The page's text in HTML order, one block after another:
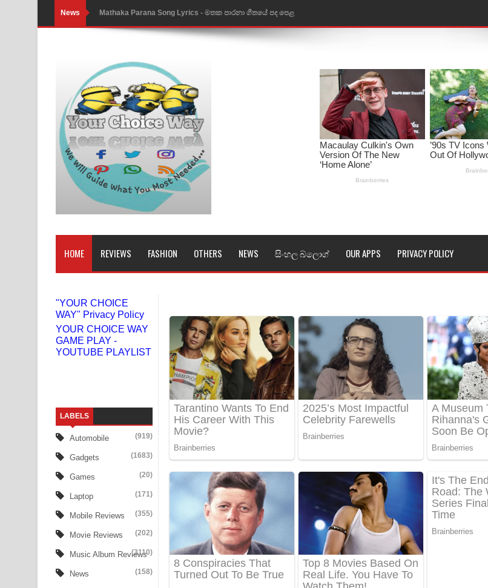
News Nimnadhen Song Lyrics - නිම්නාදෙන් ගීතයේ පද පෙළ
Obamai Mage Adare Song Lyrics - ඔබමයි මගේ ආදරේ ගීතයේ පද පෙළ
Pansal Gihin Song Lyrics - පන්සල් ගිහිං ගීතයේ පද පෙළ
Ankeliya Song Lyrics - අංකෙළිය ගීතයේ පද පෙළ
DEAR GOD Song Lyrics - ඩියර් ගෝඩ් ගීතයේ පද පෙළ
MANAMALA KATHA Song Lyrics - මනමාල කතා ගීතයේ පද පෙළ
Dai Dai Lyrics - Shakira, Burna Boy | 2026 football world cup song lyrics
Lassana Amma Song Lyrics - ලස්සන අම්මා ගීතයේ පද පෙළ
Gemak Deela Song Lyrics - ගේමක් දීලා ගීතයේ පද පෙළ
Doni Song Lyrics - දෝණි ගීතයේ පද පෙළ
Benthara Palame Song Lyrics - බෙන්තර පාලමේ ගීතයේ පද පෙළ
Sanda Babalena Song Lyrics - සඳ බැබලෙන ගීතයේ පද පෙළ
Adare Wadi Nisa Song Lyrics - ආදරේ වැඩි නිසා ගීතයේ පද පෙළ
UNUHUMA Song Lyrics - උණුහුම ගීතයේ පද පෙළ
Katakara Song Lyrics - කටකාර ගීතයේ පද පෙළ
Tharu Yaye Dilena Song Lyrics - තරු යායේ දිලෙනා ගීතයේ පද පෙළ
Ow Man Sosa Song Lyrics - ඔව් මං සෝසා ගීතයේ පද පෙළ
Aye Lanweela Song Lyrics - ආයේ ලංවීලා ගීතයේ පද පෙළ
Ala purannata Song Lyrics - ආල පුරන්නට ගීතයේ පද පෙළ
HOME REVIEWS FASHION OTHERS NEWS සිංහල බ්ලොග් OUR APPS PRIVACY POLICY
"YOUR CHOICE
WAY" Privacy Policy
YOUR CHOICE WAY
GAME PLAY -
YOUTUBE PLAYLIST
LABELS
Automobile (919)
Gadgets (1683)
Games (20)
Laptop (171)
Mobile Reviews (355)
Movie Reviews (202)
Music Album Reviews
(3110)
News (158)